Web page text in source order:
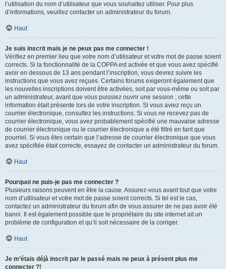
l’utilisation du nom d’utilisateur que vous souhaitez utiliser. Pour plus
d’informations, veuillez contacter un administrateur du forum.
Haut
Je suis inscrit mais je ne peux pas me connecter !
Vérifiez en premier lieu que votre nom d’utilisateur et votre mot de passe soient
corrects. Si la fonctionnalité de la COPPA est activée et que vous avez spécifié
avoir en dessous de 13 ans pendant l’inscription, vous devrez suivre les
instructions que vous avez reçues. Certains forums exigeront également que
les nouvelles inscriptions doivent être activées, soit par vous-même ou soit par
un administrateur, avant que vous puissiez ouvrir une session ; cette
information était présente lors de votre inscription. Si vous aviez reçu un
courrier électronique, consultez les instructions. Si vous ne recevez pas de
courrier électronique, vous avez probablement spécifié une mauvaise adresse
de courrier électronique ou le courrier électronique a été filtré en tant que
pourriel. Si vous êtes certain que l’adresse de courrier électronique que vous
avez spécifiée était correcte, essayez de contacter un administrateur du forum.
Haut
Pourquoi ne puis-je pas me connecter ?
Plusieurs raisons peuvent en être la cause. Assurez-vous avant tout que votre
nom d’utilisateur et votre mot de passe soient corrects. Si tel est le cas,
contactez un administrateur du forum afin de vous assurer de ne pas avoir été
banni. Il est également possible que le propriétaire du site internet ait un
problème de configuration et qu’il soit nécessaire de la corriger.
Haut
Je m’étais déjà inscrit par le passé mais ne peux à présent plus me
connecter ?!